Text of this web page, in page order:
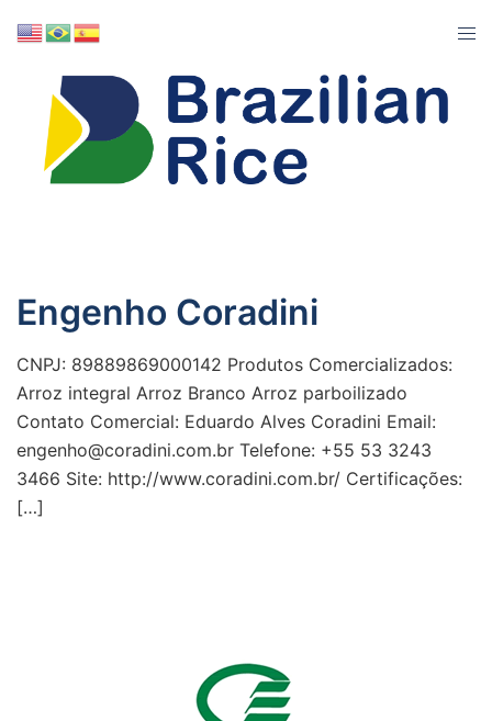
Engenho Coradini
CNPJ: 89889869000142 Produtos Comercializados:
Arroz integral Arroz Branco Arroz parboilizado
Contato Comercial: Eduardo Alves Coradini Email:
engenho@coradini.com.br Telefone: +55 53 3243
3466 Site: http://www.coradini.com.br/ Certificações:
[…]